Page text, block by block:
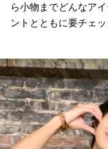
ら小物までどんなア
ントとともに要チェッ